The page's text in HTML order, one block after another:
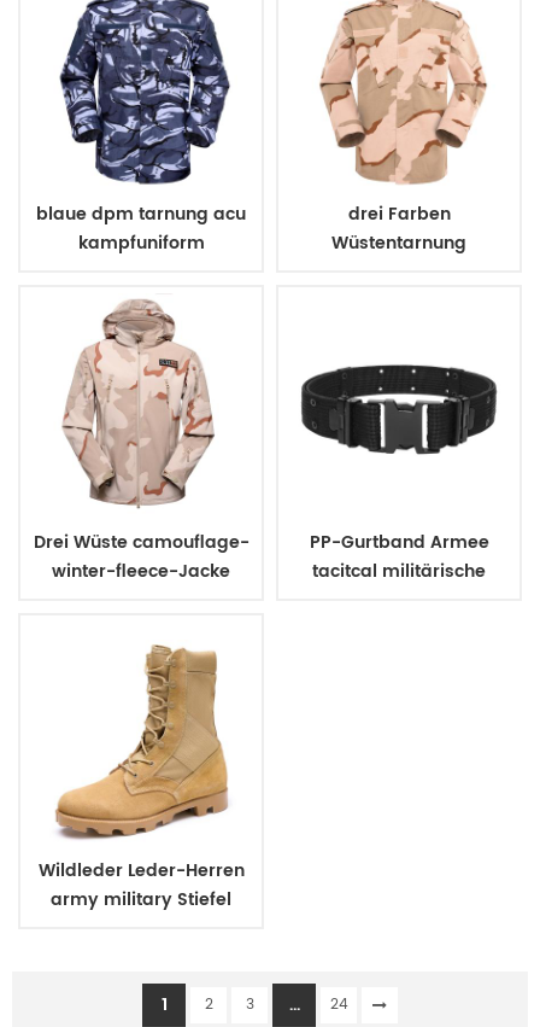
blaue dpm tarnung acu
kampfuniform
drei Farben
Wüstentarnung
Drei Wüste camouflage-
winter-fleece-Jacke
PP-Gurtband Armee
tacitcal militärische
Wildleder Leder-Herren
army military Stiefel
1 2 3 ...
24